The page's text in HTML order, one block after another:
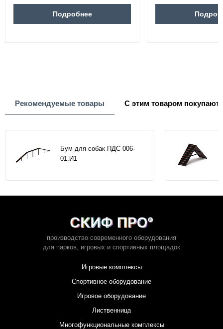
Подробнее
Рекомендуемые товары С этим товаром покупают
Бум для собак ПДС 006-
01.И1
производство современного оборудования
для парков, игровых и спортивных площадок
Игровые комплексы
Спортивное оборудование
Игровое оборудование
Лиственница
Многофункциональные комплексы